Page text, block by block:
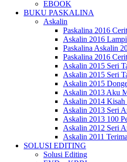
EBOOK
BUKU PASKALINA
Askalin
Paskalina 2016
Askalin 2016
Paskalina Askalin
Paskalina 2016
Askalin 2015 Seri
Askalin 2015 Seri
Askalin 2015
Askalin 2013 Aku
Askalin 2014
Askalin 2013 Seri
Askalin 2013 100
Askalin 2012 Seri
Askalin 2011
SOLUSI EDITING
Solusi Editing